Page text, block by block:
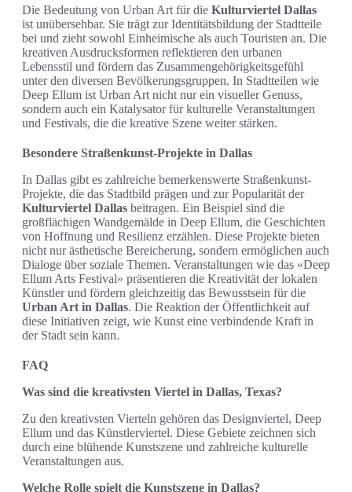
Die Bedeutung von Urban Art für die Kulturviertel Dallas
ist unübersehbar. Sie trägt zur Identitätsbildung der Stadtteile
bei und zieht sowohl Einheimische als auch Touristen an. Die
kreativen Ausdrucksformen reflektieren den urbanen
Lebensstil und fördern das Zusammengehörigkeitsgefühl
unter den diversen Bevölkerungsgruppen. In Stadtteilen wie
Deep Ellum ist Urban Art nicht nur ein visueller Genuss,
sondern auch ein Katalysator für kulturelle Veranstaltungen
und Festivals, die die kreative Szene weiter stärken.
Besondere Straßenkunst-Projekte in Dallas
In Dallas gibt es zahlreiche bemerkenswerte Straßenkunst-
Projekte, die das Stadtbild prägen und zur Popularität der
Kulturviertel Dallas beitragen. Ein Beispiel sind die
großflächigen Wandgemälde in Deep Ellum, die Geschichten
von Hoffnung und Resilienz erzählen. Diese Projekte bieten
nicht nur ästhetische Bereicherung, sondern ermöglichen auch
Dialoge über soziale Themen. Veranstaltungen wie das «Deep
Ellum Arts Festival» präsentieren die Kreativität der lokalen
Künstler und fördern gleichzeitig das Bewusstsein für die
Urban Art in Dallas. Die Reaktion der Öffentlichkeit auf
diese Initiativen zeigt, wie Kunst eine verbindende Kraft in
der Stadt sein kann.
FAQ
Was sind die kreativsten Viertel in Dallas, Texas?
Zu den kreativsten Vierteln gehören das Designviertel, Deep
Ellum und das Künstlerviertel. Diese Gebiete zeichnen sich
durch eine blühende Kunstszene und zahlreiche kulturelle
Veranstaltungen aus.
Welche Rolle spielt die Kunstszene in Dallas?